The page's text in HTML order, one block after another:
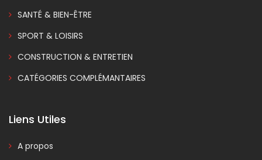
SANTÉ & BIEN-ÊTRE
SPORT & LOISIRS
CONSTRUCTION & ENTRETIEN
CATÉGORIES COMPLÉMANTAIRES
Liens Utiles
A propos